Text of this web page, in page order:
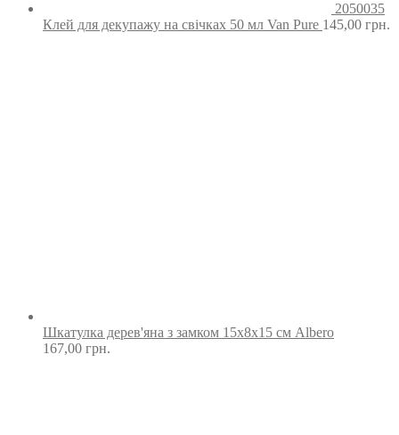
2050035
Клей для декупажу на свічках 50 мл Van Pure 145,00 грн.
Шкатулка дерев'яна з замком 15х8х15 см Albero
167,00 грн.